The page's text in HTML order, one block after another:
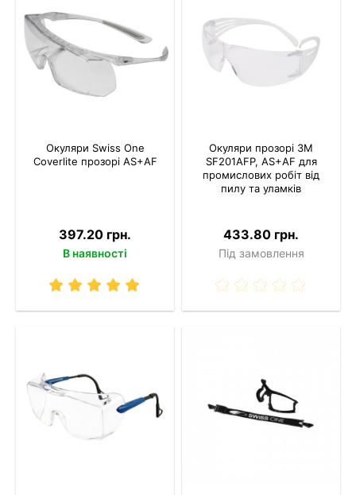
Окуляри Swiss One
Coverlite прозорі AS+AF
397.20 грн.
В наявності
Окуляри прозорі 3M
SF201AFP, AS+AF для
промислових робіт від
пилу та уламків
433.80 грн.
Під замовлення